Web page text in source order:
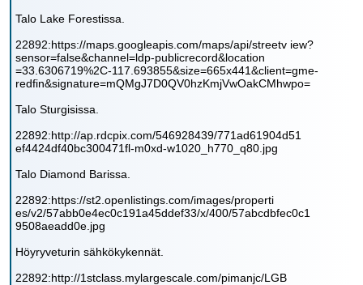
Talo Lake Forestissa.
22892:https://maps.googleapis.com/maps/api/streetv iew?
sensor=false&channel=ldp-publicrecord&location
=33.6306719%2C-117.693855&size=665x441&client=gme-
redfin&signature=mQMgJ7D0QV0hzKmjVwOakCMhwpo=
Talo Sturgisissa.
22892:http://ap.rdcpix.com/546928439/771ad61904d51
ef4424df40bc300471fl-m0xd-w1020_h770_q80.jpg
Talo Diamond Barissa.
22892:https://st2.openlistings.com/images/properti
es/v2/57abb0e4ec0c191a45ddef33/x/400/57abcdbfec0c1
9508aeadd0e.jpg
Höyryveturin sähkökykennät.
22892:http://1stclass.mylargescale.com/pimanjc/LGB